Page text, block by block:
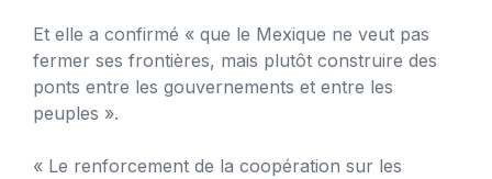
Et elle a confirmé « que le Mexique ne veut pas
fermer ses frontières, mais plutôt construire des
ponts entre les gouvernements et entre les
peuples ».
« Le renforcement de la coopération sur les